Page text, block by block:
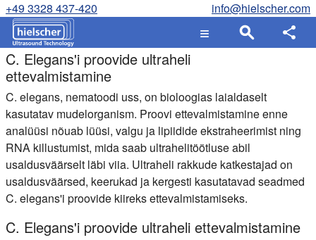
+49 3328 437-420 info@hielscher.com
C. Elegans'i proovide ultraheli
ettevalmistamine
C. elegans, nematoodi uss, on bioloogias laialdaselt
kasutatav mudelorganism. Proovi ettevalmistamine enne
analüüsi nõuab lüüsi, valgu ja lipiidide ekstraheerimist ning
RNA killustumist, mida saab ultrahelitöötluse abil
usaldusväärselt läbi viia. Ultraheli rakkude katkestajad on
usaldusväärsed, keerukad ja kergesti kasutatavad seadmed
C. elegans'i proovide kiireks ettevalmistamiseks.
C. Elegans'i proovide ultraheli ettevalmistamine